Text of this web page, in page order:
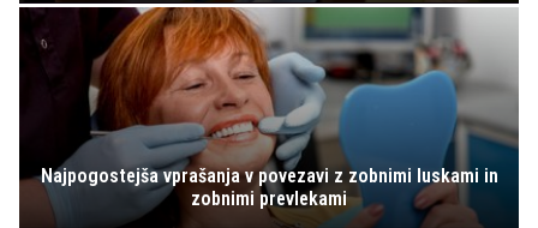
Najpogostejša vprašanja v povezavi z zobnimi luskami in
zobnimi prevlekami